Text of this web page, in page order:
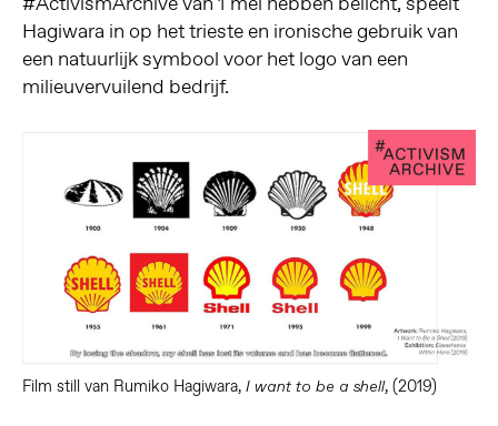
Hagiwara in op het trieste en ironische gebruik van
een natuurlijk symbool voor het logo van een
milieuvervuilend bedrijf.
Film still van Rumiko Hagiwara, I want to be a shell, (2019)